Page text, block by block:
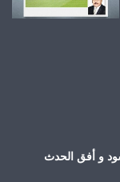
و أفق الحدث